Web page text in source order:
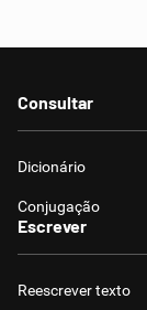
Consultar
Dicionário
Conjugação
Escrever
Reescrever texto